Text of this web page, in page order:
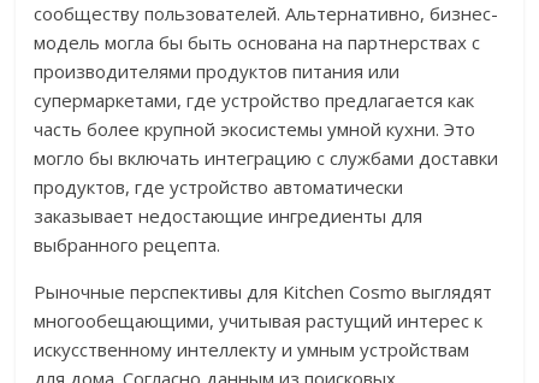
сообществу пользователей. Альтернативно, бизнес-
модель могла бы быть основана на партнерствах с
производителями продуктов питания или
супермаркетами, где устройство предлагается как
часть более крупной экосистемы умной кухни. Это
могло бы включать интеграцию с службами доставки
продуктов, где устройство автоматически
заказывает недостающие ингредиенты для
выбранного рецепта.
Рыночные перспективы для Kitchen Cosmo выглядят
многообещающими, учитывая растущий интерес к
искусственному интеллекту и умным устройствам
для дома. Согласно данным из поисковых